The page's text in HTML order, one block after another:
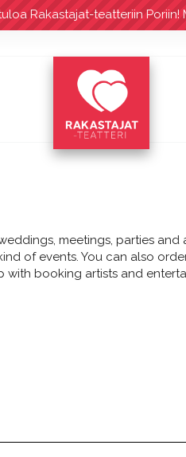
Rakastajat-teatteriin Poriin!
meetings, parties
of events. You can also
with booking artists and